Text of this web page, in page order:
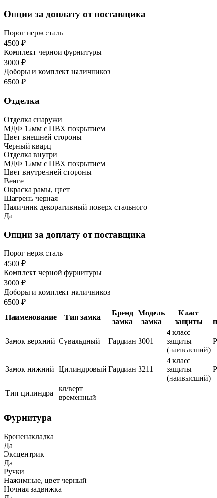
Опции за доплату от поставщика
Порог нерж сталь
4500 ₽
Комплект черной фурнитуры
3000 ₽
Доборы и комплект наличников
6500 ₽
Отделка
Отделка снаружи
МДФ 12мм с ПВХ покрытием
Цвет внешней стороны
Черный кварц
Отделка внутри
МДФ 12мм с ПВХ покрытием
Цвет внутренней стороны
Венге
Окраска рамы, цвет
Шагрень черная
Наличник декоративный поверх стального
Да
Опции за доплату от поставщика
Порог нерж сталь
4500 ₽
Комплект черной фурнитуры
3000 ₽
Доборы и комплект наличников
6500 ₽
Наименование
Тип замка
Бренд
замка
Модель
замка
Класс
защиты
Замок верхний Сувальдный Гардиан 3001
4 класс
защиты
(наивысший)
Замок нижний Цилиндровый Гардиан 3211
4 класс
защиты
(наивысший)
Тип цилиндра
кл/верт
временный
Фурнитура
Броненакладка
Да
Эксцентрик
Да
Ручки
Нажимные, цвет черный
Ночная задвижка